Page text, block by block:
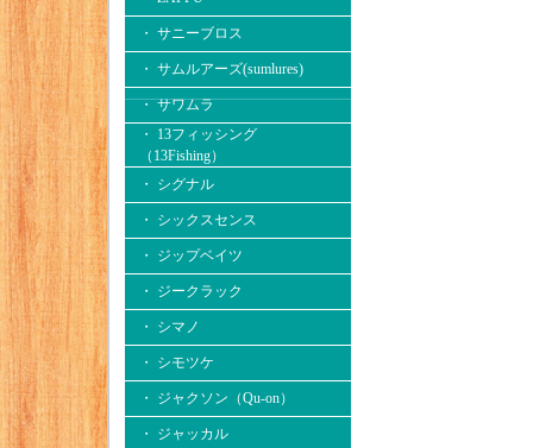
・ サニーブロス
・ サムルアーズ(sumlures)
・ サワムラ
・ 13フィッシング
（13Fishing）
・ シグナル
・ シックスセンス
・ ジップベイツ
・ ジークラック
・ シマノ
・ シモツケ
・ ジャクソン（Qu-on）
・ ジャッカル